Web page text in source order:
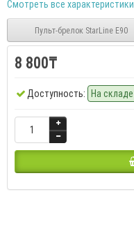
Смотреть все характеристики
Пульт-брелок StarLine E90
8 800₸
Доступность: На складе